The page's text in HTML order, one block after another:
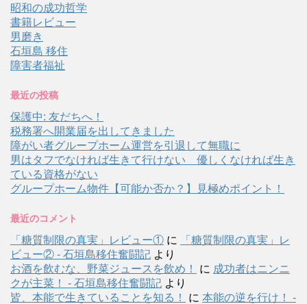
昭和の成功哲学
書籍レビュー
男磨き
石垣島 移住
障害者福祉
最近の投稿
保護中: 友だちへ！
税務署へ開業届を出してきました
障がい者グループホーム運営を引退して無職に
男はタフでなければ生きて行けない 優しくなければ生き
ている資格がない
グループホーム物件【可能か否か？】見極めポイント！
最近のコメント
「糖質制限の真実」レビュー① に
「糖質制限の真実」レ
ビュー② - 石垣島移住奮闘記 より
お酒を飲むな、野菜ジュースを飲め！
に 成功者はニンニ
クが主菜！ - 石垣島移住奮闘記 より
皆、本能で生きていることを知る！
に 本能の逆を行け！ -